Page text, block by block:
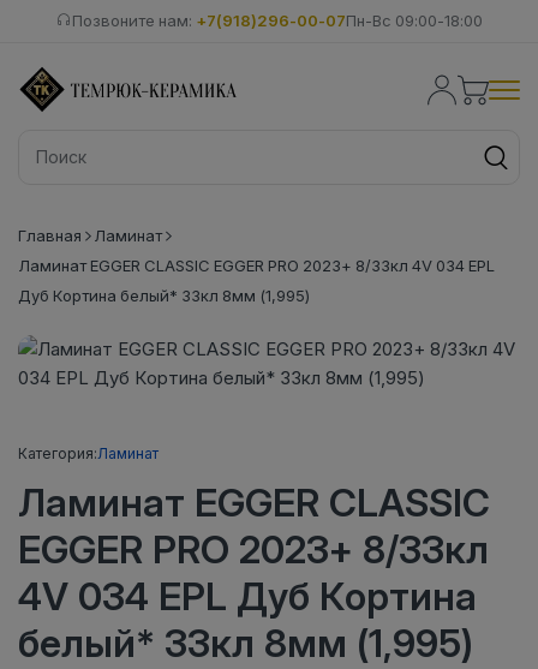
Позвоните нам: +7(918)296-00-07Пн-Вс 09:00-18:00
Главная
Ламинат
Ламинат EGGER CLASSIC EGGER PRO 2023+ 8/33кл 4V 034 EPL
Дуб Кортина белый* 33кл 8мм (1,995)
Категория:Ламинат
Ламинат EGGER CLASSIC
EGGER PRO 2023+ 8/33кл
4V 034 EPL Дуб Кортина
белый* 33кл 8мм (1,995)